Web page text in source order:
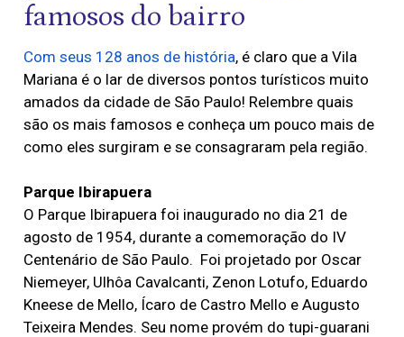
famosos do bairro
Com seus 128 anos de história, é claro que a Vila
Mariana é o lar de diversos pontos turísticos muito
amados da cidade de São Paulo! Relembre quais
são os mais famosos e conheça um pouco mais de
como eles surgiram e se consagraram pela região.
Parque Ibirapuera
O Parque Ibirapuera foi inaugurado no dia 21 de
agosto de 1954, durante a comemoração do IV
Centenário de São Paulo. Foi projetado por Oscar
Niemeyer, Ulhôa Cavalcanti, Zenon Lotufo, Eduardo
Kneese de Mello, Ícaro de Castro Mello e Augusto
Teixeira Mendes. Seu nome provém do tupi-guarani